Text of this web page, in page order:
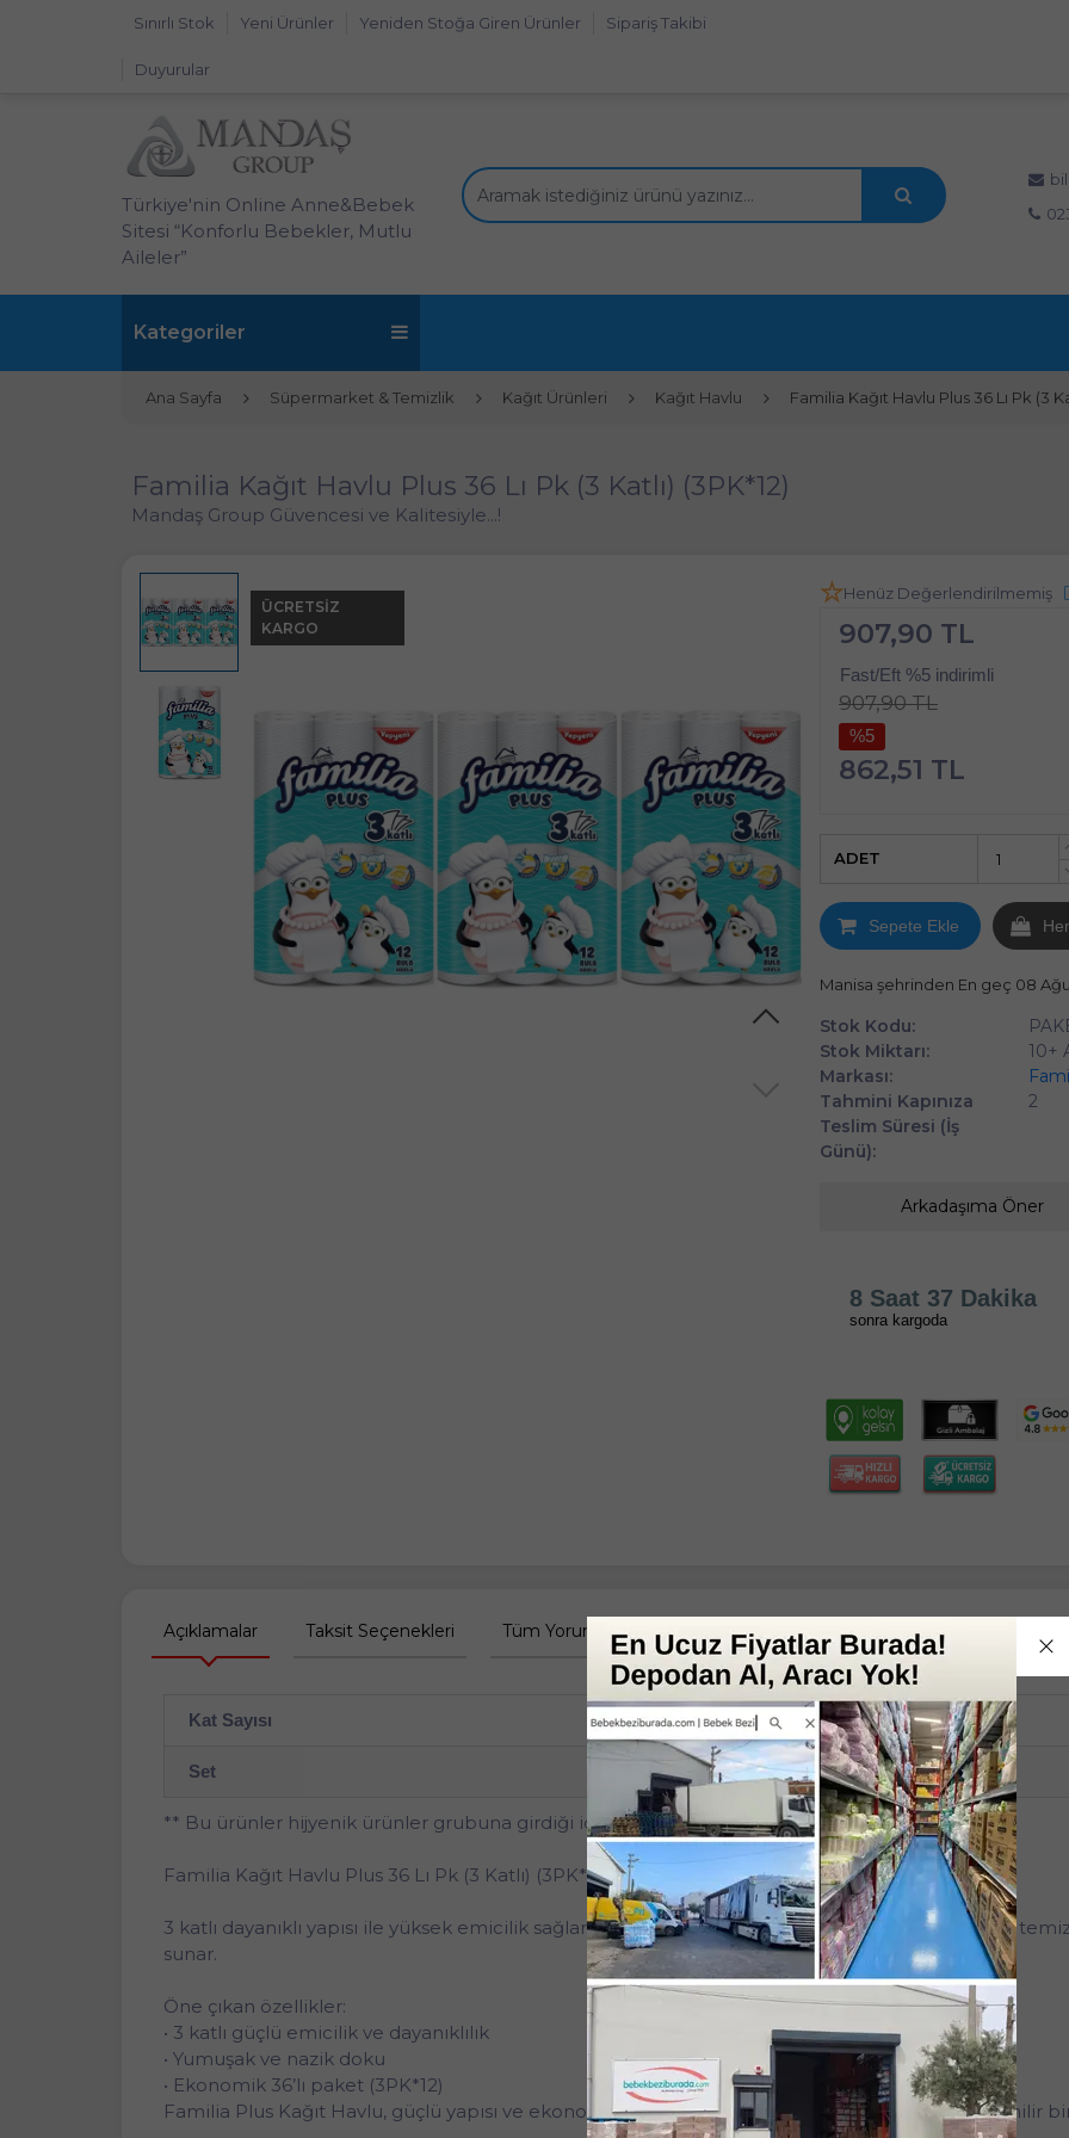
Sınırlı Stok Yeni Ürünler Yeniden Stoğa Giren Ürünler Sipariş Takibi
Duyurular
Türkiye'nin Online Anne&Bebek
Sitesi “Konforlu Bebekler, Mutlu
Aileler”
Kategoriler
Ana Sayfa Süpermarket & Temizlik Kağıt Ürünleri Kağıt Havlu Familia Kağıt Havlu Plus 36 Lı Pk (3
Familia Kağıt Havlu Plus 36 Lı Pk (3 Katlı) (3PK*12)
Mandaş Group Güvencesi ve Kalitesiyle...!
ÜCRETSIZ
KARGO
Henüz Değerlendirilmemiş
907,90 TL
Fast/Eft %5 indirimli
907,90 TL
%5
862,51 TL
ADET
Sepete Ekle
Manisa şehrinden En geç 08
Stok Kodu:
Stok Miktarı:
10+
Markası:
Tahmini Kapınıza
Teslim Süresi (İş
Günü):
2
Arkadaşıma Öner
8 Saat 37 Dakika
sonra kargoda
Açıklamalar Taksit Seçenekleri Tüm Yorumlar Tüm Sorular Anket
Kat Sayısı 3 Katlı
Set
** Bu ürünler hijyenik ürünler grubuna girdiği için İADESİ YOKTUR.**
Familia Kağıt Havlu Plus 36 Lı Pk (3 Katlı) (3PK*12)
3 katlı dayanıklı yapısı ile yüksek emicilik sağlar. 3PK*12 avantajlı içeriği sayesinde mutfak ve ev
sunar.
Öne çıkan özellikler:
• 3 katlı güçlü emicilik ve dayanıklılık
• Yumuşak ve nazik doku
• Ekonomik 36’lı paket (3PK*12)
Familia Plus Kağıt Havlu, güçlü yapısı ve ekonomik paketi ile günlük temizlikte pratik ve güvenilir